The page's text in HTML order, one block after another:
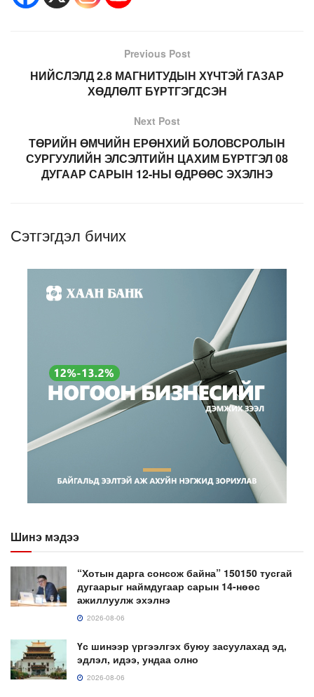
Previous Post
НИЙСЛЭЛД 2.8 МАГНИТУДЫН ХҮЧТЭЙ ГАЗАР
ХӨДЛӨЛТ БҮРТГЭГДСЭН
Next Post
ТӨРИЙН ӨМЧИЙН ЕРӨНХИЙ БОЛОВСРОЛЫН
СУРГУУЛИЙН ЭЛСЭЛТИЙН ЦАХИМ БҮРТГЭЛ 08
ДУГААР САРЫН 12-НЫ ӨДРӨӨС ЭХЭЛНЭ
Сэтгэгдэл бичих
Шинэ мэдээ
“Хотын дарга сонсож байна” 150150 тусгай
дугаарыг наймдугаар сарын 14-нөөс
ажиллуулж эхэлнэ
2026-08-06
Үс шинээр үргээлгэх буюу засуулахад эд,
эдлэл, идээ, ундаа олно
2026-08-06